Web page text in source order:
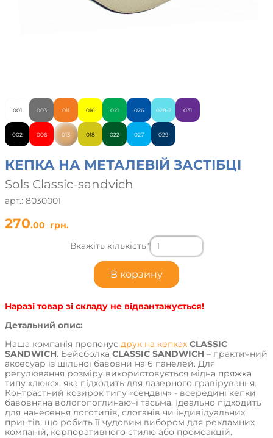
001
002
003
006
011
013
016
018
021
022
026
027
028-2
029
031
КЕПКА НА МЕТАЛЕВІЙ ЗАСТІБЦІ
Sols Classic-sandvich
арт.: 8030001
270.00 грн.
Вкажіть кількість*
Наразі товар зі складу не відвантажується!
Детальний опис:
Наша компанія пропонує друк на кепках CLASSIC
SANDWICH. Бейсболка CLASSIC SANDWICH – практичний
аксесуар із щільної бавовни на 6 панелей. Для
регулювання розміру використовується мідна пряжка
типу «люкс», яка підходить для лазерного гравірування.
Контрастний козирок типу «сендвіч» - всередині кепки
бавовняна вологопоглинаючі тасьма. Ідеально підходить
для нанесення логотипів, слоганів чи індивідуальних
принтів, що робить її чудовим вибором для рекламних
компаній, корпоративного стилю або промоакцій.
В корзину